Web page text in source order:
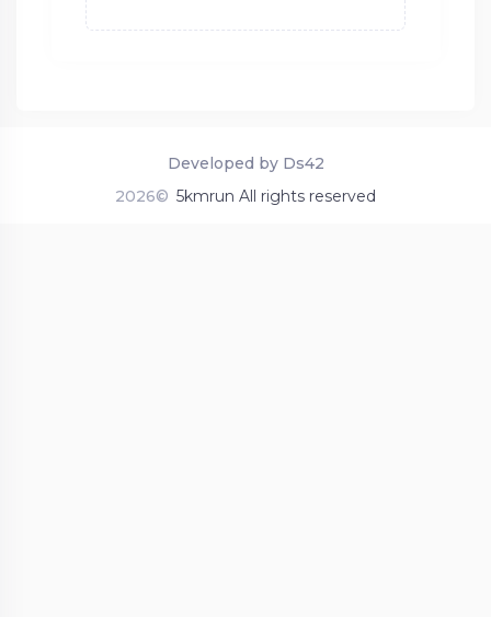
2026© 5kmrun All rights reserved
Developed by Ds42